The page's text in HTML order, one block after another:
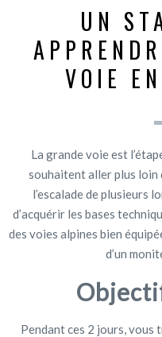
UN
VOIE
La grande voie est
souhaitent aller plus loin
l’escalade de plusieurs
d’acquérir les bases
des voies alpines bien
d’un
Pendant ces 2 jours, vous